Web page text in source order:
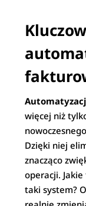
więcej niż
Dzięki niej
znacząco
operacji.
taki system?